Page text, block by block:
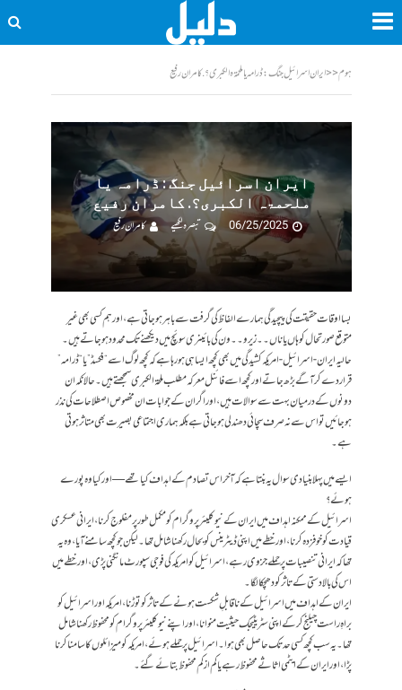
ہوم<<ایران اسرائیل جنگ : ڈرامہ یا ملحمۃہ الکبری؟. کامران رفیع
ایران اسرائیل جنگ : ڈرامہ یا
ملحمۃہ الکبری؟. کامران رفیع
06/25/2025
تبصرہ لکھیے کامران رفیع
بسا اوقات حقیقت کی پیچیدگی ہمارے الفاظ کی گرفت سے باہر ہو جاتی ہے، اور ہم کسی بھی غیر
متوقع صورتحال کو ہاں یا ناں ۔۔زیرو ۔۔ون کی بائینری سوئچ میں دیکھنے تک محدود ہو جاتے ہیں۔
حالیہ ایران-اسرائیل-امریکہ کشیدگی میں بھی کچھ ایسا ہی ہو رہا ہے کہ کچھ لوگ اسے “فکسڈ” یا “ڈرامہ”
قرار دے کر آگے بڑھ جاتے اور کچھ اسے فائنل معرکہ مطلب ملحۃالکبری سمجھتے ہیں۔ حالانکہ ان
دونوں کے درمیان بہت سے سوالات ہیں، اور اگر ان کے جوابات ان مخصوص اصطلاحات کی نذر
ہو جائیں تو اس سے نہ صرف سچائی دھندلی ہو جاتی ہے بلکہ ہماری اجتماعی بصیرت بھی متاثر ہوتی
ہے۔
ایسے میں پہلا بنیادی سوال یہ بنتا ہے کہ آخر اس تصادم کے اہداف کیا تھے — اور کیا وہ پورے
ہوئے؟
اسرائیل کے ممکنہ اہداف میں ایران کے نیوکلیئر پروگرام کو مکمل طور پر مفلوج کرنا، ایرانی عسکری
قیادت کو خوفزدہ کرنا، اور خطے میں اپنی ڈیٹرینس کو بحال رکھنا شامل تھا۔ لیکن جو کچھ سامنے آیا، وہ یہ
تھا کہ ایرانی تنصیبات پر حملے جزوی رہے، اسرائیل کو امریکہ کی فوجی سپورٹ مانگنی پڑی، اور خطے میں
اس کی بالادستی کے تاثر کو دھچکا لگا۔
ایران کے اہداف میں اسرائیل کے ناقابلِ شکست ہونے کے تاثر کو توڑنا، امریکہ اور اسرائیل کو
براہِ راست چیلنج کر کے اپنی سٹریٹیجک حیثیت منوانا، اور اپنے نیوکلیئر پروگرام کو محفوظ رکھنا شامل
تھا۔ یہ سب کچھ کسی حد تک حاصل بھی ہوا ۔ اسرائیل پر حملے ہوئے، امریکہ کو میزائلوں کا سامنا کرنا
پڑا، اور ایران کے ایٹمی اثاثے محفوظ رہے یا کم از کم محفوظ بتائے گئے۔